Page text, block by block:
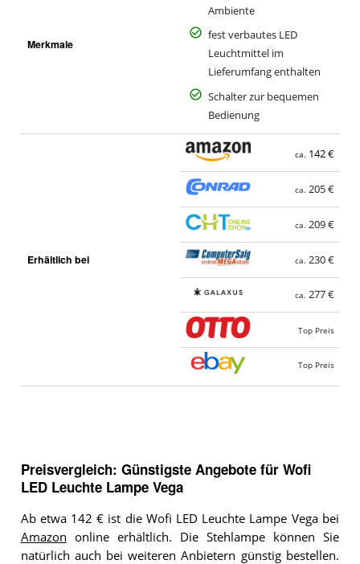
Merkmale
Ambiente
fest verbautes LED
Leuchtmittel im
Lieferumfang enthalten
Schalter zur bequemen
Bedienung
Erhältlich bei
ca. 142 €
ca. 205 €
ca. 209 €
ca. 230 €
ca. 277 €
Top Preis
Top Preis
Preisvergleich: Günstigste Angebote für Wofi
LED Leuchte Lampe Vega
Ab etwa 142 € ist die Wofi LED Leuchte Lampe Vega bei
Amazon online erhältlich. Die Stehlampe können Sie
natürlich auch bei weiteren Anbietern günstig bestellen.